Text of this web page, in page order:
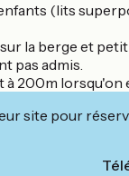
(lits
la berge et
pas admis.
à 200m
site pour